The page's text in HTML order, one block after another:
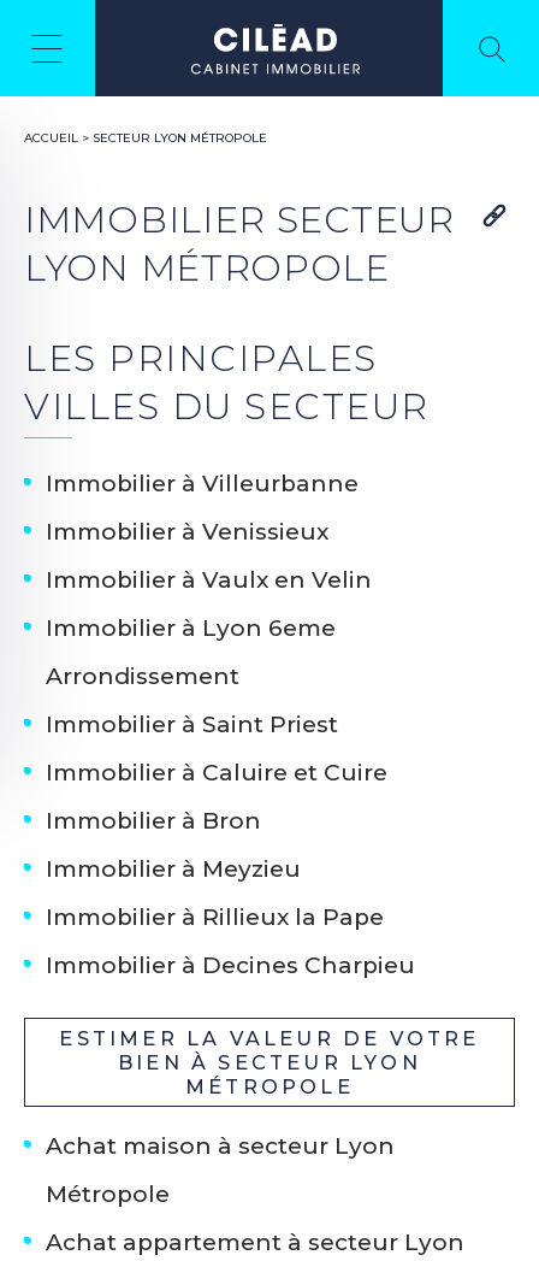
ACCUEIL > SECTEUR LYON MÉTROPOLE
IMMOBILIER SECTEUR
LYON MÉTROPOLE
LES PRINCIPALES
VILLES DU SECTEUR
Immobilier à Villeurbanne
Immobilier à Venissieux
Immobilier à Vaulx en Velin
Immobilier à Lyon 6eme
Arrondissement
Immobilier à Saint Priest
Immobilier à Caluire et Cuire
Immobilier à Bron
Immobilier à Meyzieu
Immobilier à Rillieux la Pape
Immobilier à Decines Charpieu
ESTIMER LA VALEUR DE VOTRE
BIEN À SECTEUR LYON
MÉTROPOLE
Achat maison à secteur Lyon
Métropole
Achat appartement à secteur Lyon